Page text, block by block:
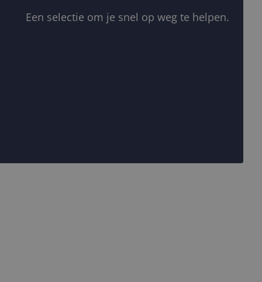
Een selectie om je snel op weg te helpen.